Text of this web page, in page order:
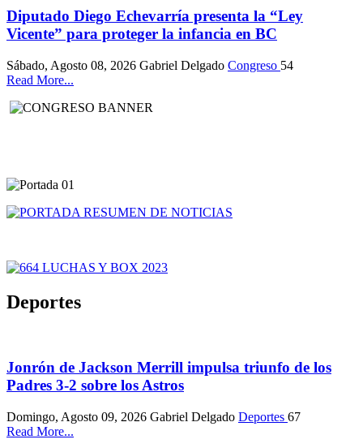
Diputado Diego Echevarría presenta la “Ley
Vicente” para proteger la infancia en BC
Sábado, Agosto 08, 2026 Gabriel Delgado Congreso 54
Read More...
Deportes
Jonrón de Jackson Merrill impulsa triunfo de los
Padres 3-2 sobre los Astros
Domingo, Agosto 09, 2026 Gabriel Delgado Deportes 67
Read More...